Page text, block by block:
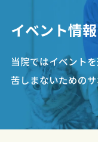
イベント情報
当院ではイベント
苦しまないためのサ